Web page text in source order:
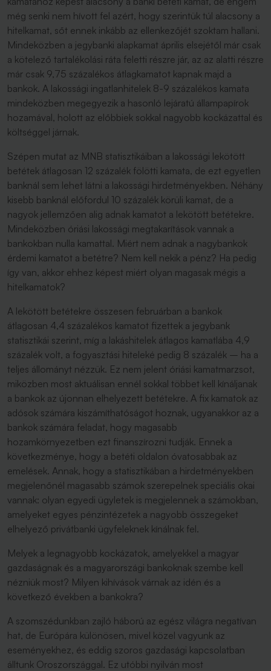
még senki nem hívott fel azért, hogy szerintük túl alacsony a
hitelkamat, sőt ennek inkább az ellenkezőjét szoktam hallani.
Mindeközben a jegybanki alapkamat április elsejétől már csak
a kötelező tartalékolási ráta feletti részre jár, az az alatti részre
már csak 9,75 százalékos átlagkamatot kapnak majd a
bankok. A lakossági ingatlanhitelek 8-9 százalékos kamata
mindeközben megegyezik a hasonló lejáratú állampapírok
hozamával, holott az előbbiek sokkal nagyobb kockázattal és
költséggel járnak.
Szépen mutat az MNB statisztikáiban a lakossági lekötött
betétek átlagosan 12 százalék fölötti kamata, de ezt egyetlen
banknál sem lehet látni a lakossági hirdetményekben. Néhány
kisebb banknál előfordul 10 százalék körüli kamat, de a
nagyok jellemzően alig adnak kamatot a lekötött betétekre.
Mindeközben óriási lakossági megtakarítások vannak a
bankokban nulla kamattal. Miért nem adnak a nagybankok
érdemi kamatot a betétre? Nem kell nekik a pénz? Ha pedig
így van, akkor ehhez képest miért olyan magasak mégis a
hitelkamatok?
A lekötött betétekre összesen februárban a bankok
átlagosan 4,4 százalékos kamatot fizettek a jegybank
statisztikái szerint, míg a lakáshitelek átlagos kamatlába 4,9
százalék volt, a fogyasztási hiteleké pedig 8 százalék – ha a
teljes állományt nézzük. Ez nem jelent óriási kamatmarzsot,
miközben most aktuálisan ennél sokkal többet kell kínáljanak
a bankok az újonnan elhelyezett betétekre. A fix kamatok az
adósok számára kiszámíthatóságot hoznak, ugyanakkor az a
bankok számára feladat, hogy magasabb
hozamkörnyezetben ezt finanszírozni tudják. Ennek a
következménye, hogy a betéti oldalon óvatosabbak az
emelések. Annak, hogy a statisztikában a hirdetményekben
megjelenőnél magasabb számok szerepelnek speciális okai
vannak: olyan egyedi ügyletek is megjelennek a számokban,
amelyeket egyes pénzintézetek a nagyobb összegeket
elhelyező privátbanki ügyfeleknek kínálnak fel.
Melyek a legnagyobb kockázatok, amelyekkel a magyar
gazdaságnak és a magyarországi bankoknak szembe kell
nézniük most? Milyen kihívások várnak az idén és a
következő években a bankokra?
A szomszédunkban zajló háború az egész világra negatívan
hat, de Európára különösen, mivel közel vagyunk az
eseményekhez, és eddig szoros gazdasági kapcsolatban
álltunk Oroszországgal. Ez utóbbi nyilván most